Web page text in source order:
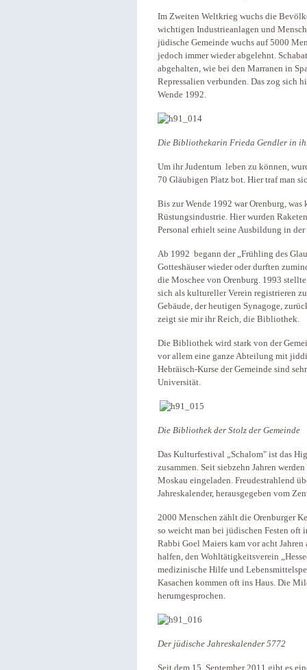
Im Zweiten Weltkrieg wuchs die
wichtigen Industrieanlagen und
jüdische Gemeinde wuchs auf 5000
jedoch immer wieder abgelehnt.
abgehalten, wie bei den Marranen in
Repressalien verbunden. Das zog sich
Wende 1992.
Die Bibliothekarin Frieda Gendler in
Um ihr Judentum leben zu können,
70 Gläubigen Platz bot. Hier traf man
Bis zur Wende 1992 war Orenburg, was
Rüstungsindustrie. Hier wurden
Personal erhielt seine Ausbildung in
Ab 1992 begann der „Frühling des
Gotteshäuser wieder oder durften
die Moschee von Orenburg. 1993
sich als kultureller Verein registrieren
Gebäude, der heutigen Synagoge,
zeigt sie mir ihr Reich, die Bibliothek.
Die Bibliothek wird stark von der
vor allem eine ganze Abteilung mit
Hebräisch-Kurse der Gemeinde sind
Universität.
Die Bibliothek der Stolz der Gemeinde
Das Kulturfestival „Schalom" ist das
zusammen. Seit siebzehn Jahren
Moskau eingeladen. Freudestrahlend
Jahreskalender, herausgegeben vom
2000 Menschen zählt die Orenburger
so weicht man bei jüdischen Festen oft
Rabbi Goel Maiers kam vor acht Jahren
halfen, den Wohltätigkeitsverein
medizinische Hilfe und
Kasachen kommen oft ins Haus. Die
herumgesprochen.
Der jüdische Jahreskalender 5772
Seit dem 15. September 2011 gibt es